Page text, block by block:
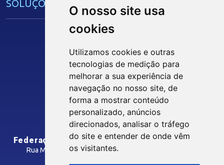
O nosso site usa
cookies
Utilizamos cookies e outras
tecnologias de medição para
melhorar a sua experiência de
navegação no nosso site, de
forma a mostrar conteúdo
personalizado, anúncios
direcionados, analisar o tráfego
do site e entender de onde vêm
os visitantes.
SOLUÇÕES E SERVIÇOS
Núcleo de Acesso ao Crédito
Centro Internacional de Negócios -
CONTRIBUIÇÃO SINDICAL
SINDICATOS FILIADOS
Siga nossas Redes Sociais
INTRANET
Federação das Indústrias do Estado da Paraíba
Rua Manoel Gonçalves Guimarães, 195 - José Pinheiro